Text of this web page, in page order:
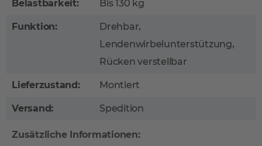
Belastbarkeit: Bis 130 kg
Funktion:
Drehbar,
Lendenwirbelunterstützung,
Rücken verstellbar
Lieferzustand: Montiert
Versand: Spedition
Zusätzliche Informationen: